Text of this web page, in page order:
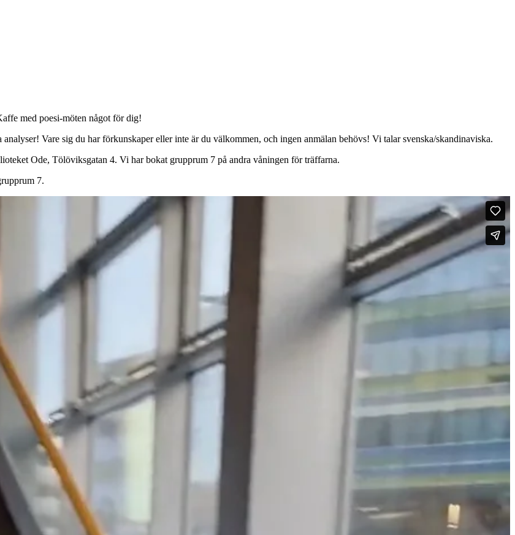
med poesi-möten något för dig!
Vare sig du har förkunskaper eller inte är du välkommen, och ingen anmälan behövs! Vi talar svenska/skandinaviska.
Ode, Tölöviksgatan 4. Vi har bokat grupprum 7 på andra våningen för träffarna.
7.